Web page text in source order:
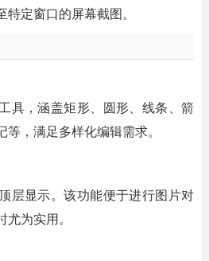
定窗口的屏幕截图。
具，涵盖矩形、圆形、线条、箭
，满足多样化编辑需求。
层显示。该功能便于进行图片对
为实用。